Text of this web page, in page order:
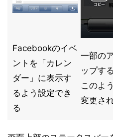
Facebookのイベ
ントを「カレン
ダー」に表示す
るよう設定でき
る
一部の
ップす
このよ
変更さ